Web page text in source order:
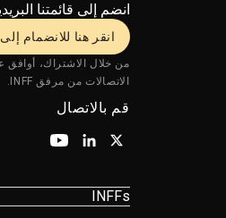
انضم إلى قائمتنا
انقر هنا للانضمام إلى
من خلال الاشتراك، أوافق
الاتصالات من مرفق INFF.
قم بالاتصال
INFFs